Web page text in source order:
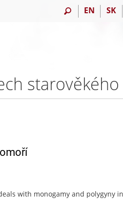
EN SK
with monogamy and polygyny